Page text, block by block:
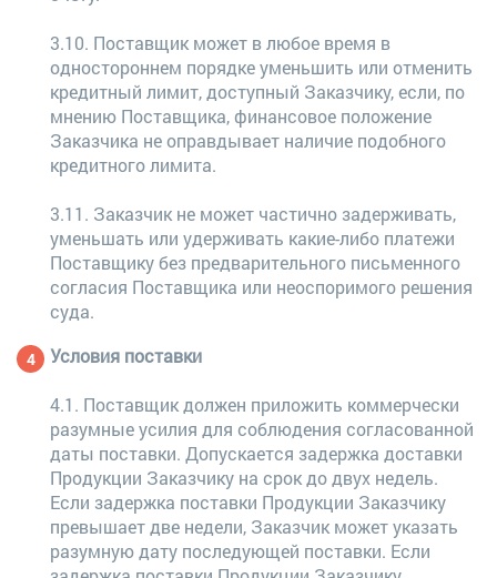
3.10. Поставщик может в любое время в
одностороннем порядке уменьшить или отменить
кредитный лимит, доступный Заказчику, если, по
мнению Поставщика, финансовое положение
Заказчика не оправдывает наличие подобного
кредитного лимита.
3.11. Заказчик не может частично задерживать,
уменьшать или удерживать какие-либо платежи
Поставщику без предварительного письменного
согласия Поставщика или неоспоримого решения
суда.
Условия поставки
4.1. Поставщик должен приложить коммерчески
разумные усилия для соблюдения согласованной
даты поставки. Допускается задержка доставки
Продукции Заказчику на срок до двух недель.
Если задержка поставки Продукции Заказчику
превышает две недели, Заказчик может указать
разумную дату последующей поставки. Если